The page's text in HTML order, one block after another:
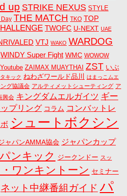
up STRIKE NEXUS STYLE
Day THE MATCH TKO TOP
TWOFC U-NEXT UAE
VTJ WAKO WARDOG
WINDY Super Fight WMC WOWOW
Youtube ZAIMAX MUAYTHAI ZST いぶ
キック ねわざワールド品川
はまっこムエ
グ協議会 アルティメットシューティング ア
興会 キングダムエルガイツ ギー
プリング コラム コンバットレ
シュートボクシン
ャパンAMMA協会 ジャパンカップ
ンキック ジークンドー スッ
ワンキントーン セミナー
ネット中継番組ガイド パ